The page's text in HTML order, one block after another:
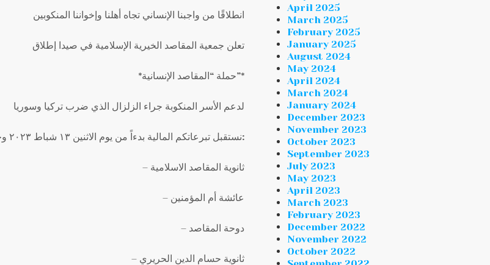
انطلاقًا من واجبنا الإنساني تجاه أهلنا وإخواننا المنكوبين
تعلن جمعية المقاصد الخيرية الإسلامية في صيدا إطلاق
*حملة “المقاصد الإنسانية”*
لدعم الأسر المنكوبة جراء الزلزال الذي ضرب تركيا وسوريا
نستقبل تبرعاتكم المالية بدءاً من يوم الاثنين ١٣ شباط ٢٠٢٣ وحتى ٢٠ شباط ٢٠٢٣ في مدارس الجمعية:
– ثانوية المقاصد الاسلامية
– عائشة أم المؤمنين
– دوحة المقاصد
– ثانوية حسام الدين الحريري
April 2025
March 2025
February 2025
January 2025
August 2024
May 2024
April 2024
March 2024
January 2024
December 2023
November 2023
October 2023
September 2023
July 2023
May 2023
April 2023
March 2023
February 2023
December 2022
November 2022
October 2022